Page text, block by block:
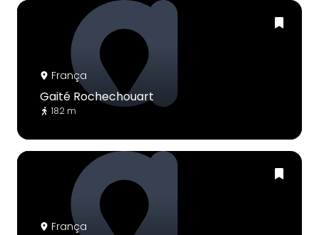
França
Gaité Rochechouart
182 m
França